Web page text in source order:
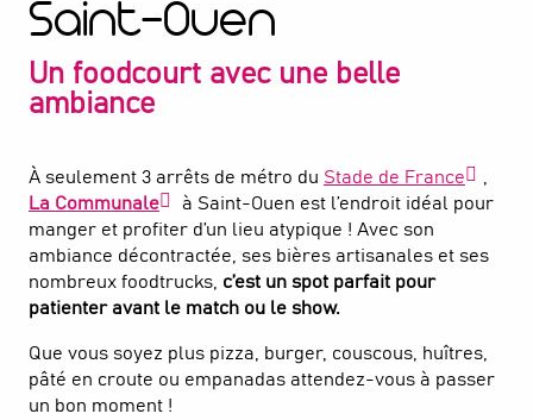
Saint-Ouen
Un foodcourt avec une belle
ambiance
À seulement 3 arrêts de métro du Stade de France
La Communale
à Saint-Ouen est l’endroit idéal pour
manger et profiter d’un lieu atypique ! Avec son
ambiance décontractée, ses bières artisanales et ses
nombreux foodtrucks, c’est un spot parfait pour
patienter avant le match ou le show.
Que vous soyez plus pizza, burger, couscous, huîtres,
pâté en croute ou empanadas attendez-vous à passer
un bon moment !